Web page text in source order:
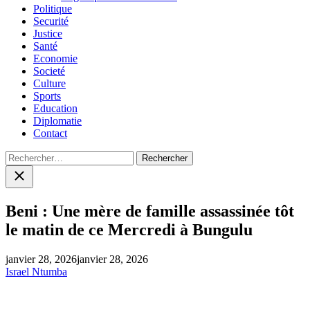
Politique
Securité
Justice
Santé
Economie
Societé
Culture
Sports
Education
Diplomatie
Contact
Rechercher :
Close
search
Beni : Une mère de famille assassinée tôt
le matin de ce Mercredi à Bungulu
janvier 28, 2026janvier 28, 2026
Israel Ntumba